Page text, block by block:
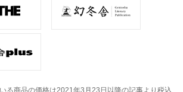
る商品の価格は2021年3月23日以降の記事より税込